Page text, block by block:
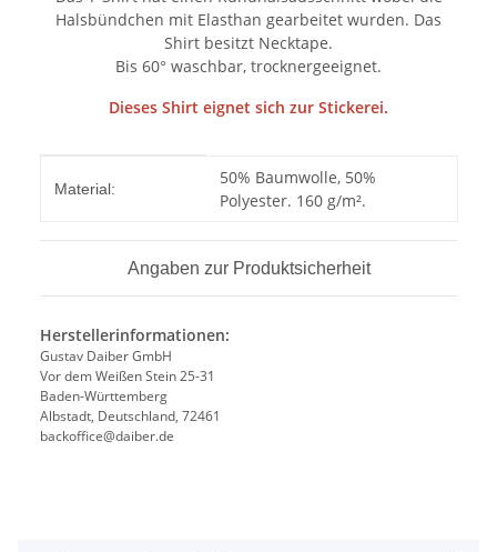
Halsbündchen mit Elasthan gearbeitet wurden. Das
Shirt besitzt Necktape.
Bis 60° waschbar, trocknergeeignet.
Dieses Shirt eignet sich zur Stickerei.
Material:
50% Baumwolle, 50%
Polyester. 160 g/m².
Angaben zur Produktsicherheit
Herstellerinformationen:
Gustav Daiber GmbH
Vor dem Weißen Stein 25-31
Baden-Württemberg
Albstadt, Deutschland, 72461
backoffice@daiber.de